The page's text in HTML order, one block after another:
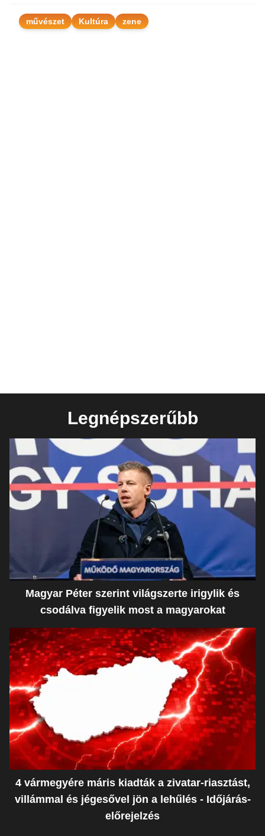
művészet Kultúra zene
Legnépszerűbb
Magyar Péter szerint világszerte irigylik és
csodálva figyelik most a magyarokat
4 vármegyére máris kiadták a zivatar-riasztást,
villámmal és jégesővel jön a lehűlés - Időjárás-
előrejelzés